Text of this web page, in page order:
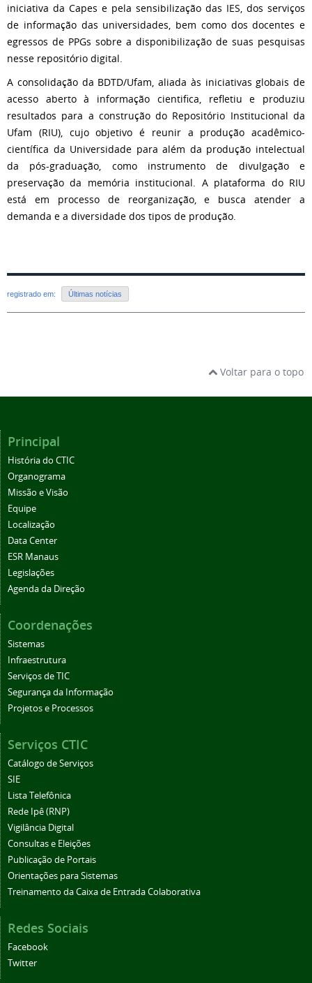
iniciativa da Capes e pela sensibilização das IES, dos serviços
de informação das universidades, bem como dos docentes e
egressos de PPGs sobre a disponibilização de suas pesquisas
nesse repositório digital.
A consolidação da BDTD/Ufam, aliada às iniciativas globais de
acesso aberto à informação cientifica, refletiu e produziu
resultados para a construção do Repositório Institucional da
Ufam (RIU), cujo objetivo é reunir a produção acadêmico-
científica da Universidade para além da produção intelectual
da pós-graduação, como instrumento de divulgação e
preservação da memória institucional. A plataforma do RIU
está em processo de reorganização, e busca atender a
demanda e a diversidade dos tipos de produção.
registrado em: Últimas notícias
Voltar para o topo
Principal
História do CTIC
Organograma
Missão e Visão
Equipe
Localização
Data Center
ESR Manaus
Legislações
Agenda da Direção
Coordenações
Sistemas
Infraestrutura
Serviços de TIC
Segurança da Informação
Projetos e Processos
Serviços CTIC
Catálogo de Serviços
SIE
Lista Telefônica
Rede Ipê (RNP)
Vigilância Digital
Consultas e Eleições
Publicação de Portais
Orientações para Sistemas
Treinamento da Caixa de Entrada Colaborativa
Redes Sociais
Facebook
Twitter